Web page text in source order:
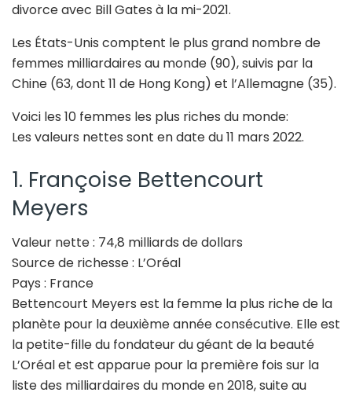
divorce avec Bill Gates à la mi-2021.
Les États-Unis comptent le plus grand nombre de
femmes milliardaires au monde (90), suivis par la
Chine (63, dont 11 de Hong Kong) et l’Allemagne (35).
Voici les 10 femmes les plus riches du monde:
Les valeurs nettes sont en date du 11 mars 2022.
1. Françoise Bettencourt
Meyers
Valeur nette : 74,8 milliards de dollars
Source de richesse : L’Oréal
Pays : France
Bettencourt Meyers est la femme la plus riche de la
planète pour la deuxième année consécutive. Elle est
la petite-fille du fondateur du géant de la beauté
L’Oréal et est apparue pour la première fois sur la
liste des milliardaires du monde en 2018, suite au